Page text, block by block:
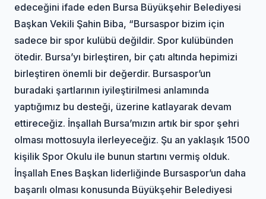
edeceğini ifade eden Bursa Büyükşehir Belediyesi
Başkan Vekili Şahin Biba, “Bursaspor bizim için
sadece bir spor kulübü değildir. Spor kulübünden
ötedir. Bursa’yı birleştiren, bir çatı altında hepimizi
birleştiren önemli bir değerdir. Bursaspor’un
buradaki şartlarının iyileştirilmesi anlamında
yaptığımız bu desteği, üzerine katlayarak devam
ettireceğiz. İnşallah Bursa’mızın artık bir spor şehri
olması mottosuyla ilerleyeceğiz. Şu an yaklaşık 1500
kişilik Spor Okulu ile bunun startını vermiş olduk.
İnşallah Enes Başkan liderliğinde Bursaspor’un daha
başarılı olması konusunda Büyükşehir Belediyesi